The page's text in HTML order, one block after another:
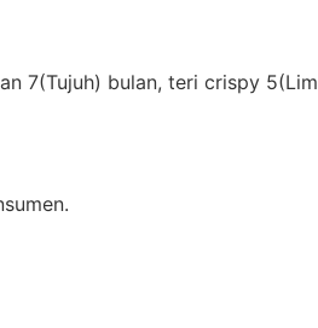
7(Tujuh) bulan, teri crispy